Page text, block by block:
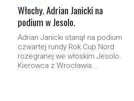
Włochy. Adrian Janicki na
podium w Jesolo.
Adrian Janicki stanął na podium
czwartej rundy Rok Cup Nord
rozegranej we włoskim Jesolo.
Kierowca z Wrocławia...